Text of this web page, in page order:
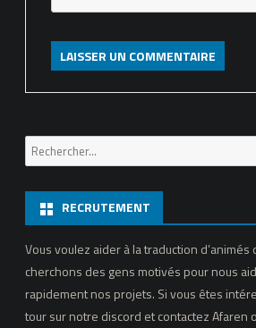
Recherche
pour:
RECRUTEMENT
Vous voulez aider à la traduction d’animés
cherchons des gens motivés pour nous
rapidement nos projets. Si vous êtes
tour sur notre discord et contactez Afaren